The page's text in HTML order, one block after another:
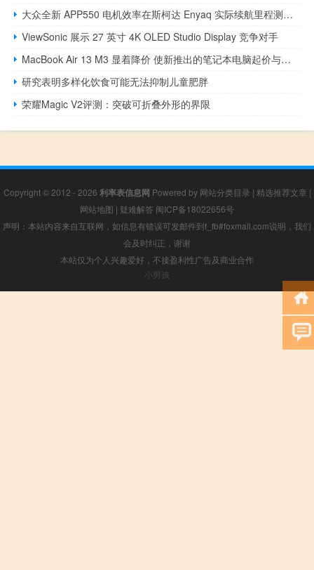
大众全新 APP550 电机效率在斯柯达 Enyaq 实际续航里程测试中揭晓
ViewSonic 展示 27 英寸 4K OLED Studio Display 竞争对手
MacBook Air 13 M3 显着降价 使新推出的笔记本电脑起价与基本 M2 型号相同
研究表明多样化饮食可能无法抑制儿童肥胖
荣耀Magic V2评测：突破可折叠外形的界限
Copyright © 2012 - 2026 利率表信息网 Powered by 网站分类目录 | 精选推荐文章 |
网站地图 | 疑难解答 闽ICP备18022656号
声明：本站内容来自互联网，如信息有错误可发邮件到f_fb#foxmail.com说明，我们
会及时纠正，谢谢
本站仅为个人兴趣爱好，不接盈利性广告及商业合作
小男孩